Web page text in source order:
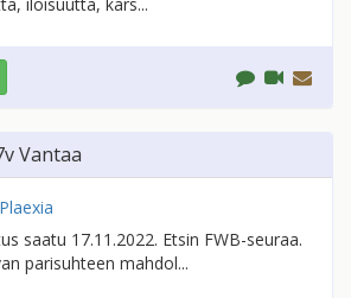
Vantaa
saatu 17.11.2022. Etsin FWB-seuraa.
parisuhteen mahdol...